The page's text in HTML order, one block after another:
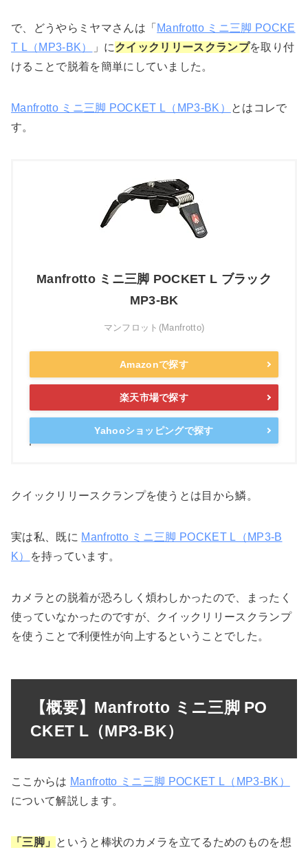
で、どうやらミヤマさんは「 Manfrotto ミニ三脚 POCKE
T L（MP3-BK）
」にクイックリリースクランプを取り付
けることで脱着を簡単にしていました。
Manfrotto ミニ三脚 POCKET L（MP3-BK）
とはコレで
す。
Manfrotto ミニ三脚 POCKET L ブラック
MP3-BK
マンフロット(Manfrotto)
Amazonで探す
楽天市場で探す
Yahooショッピングで探す
クイックリリースクランプを使うとは目から鱗。
実は私、既に Manfrotto ミニ三脚 POCKET L（MP3-B
K）
を持っています。
カメラとの脱着が恐ろしく煩わしかったので、まったく
使っていなかったのですが、クイックリリースクランプ
を使うことで利便性が向上するということでした。
【概要】Manfrotto ミニ三脚 PO
CKET L（MP3-BK）
ここからは Manfrotto ミニ三脚 POCKET L（MP3-BK）
について解説します。
「三脚」
というと棒状のカメラを立てるためのものを想